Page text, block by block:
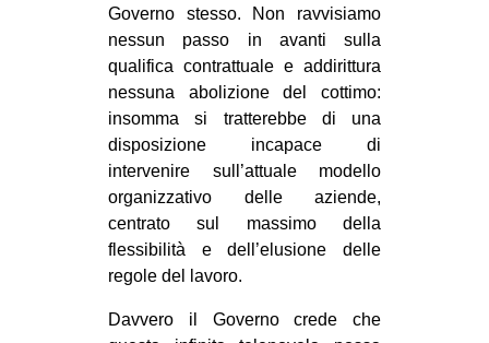
Fb
tw
bsky
SEARCH
Governo stesso. Non ravvisiamo
nessun passo in avanti sulla
qualifica contrattuale e addirittura
nessuna abolizione del cottimo:
insomma si tratterebbe di una
disposizione incapace di
intervenire sull’attuale modello
organizzativo delle aziende,
centrato sul massimo della
flessibilità e dell’elusione delle
regole del lavoro.
Davvero il Governo crede che